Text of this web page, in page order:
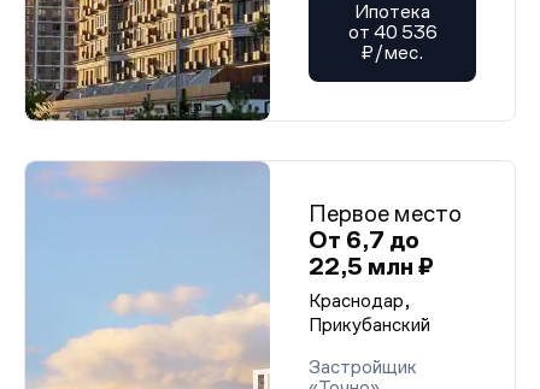
Ипотека
от 40 536
₽/мес.
Первое место
От 6,7 до
22,5 млн ₽
Краснодар,
Прикубанский
Застройщик